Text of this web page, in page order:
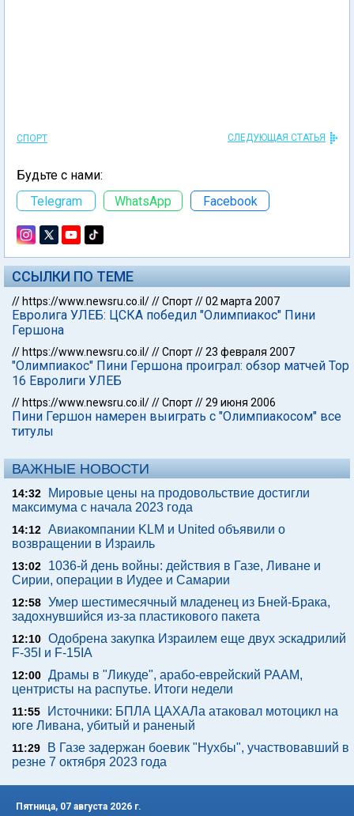
СПОРТ СЛЕДУЮЩАЯ СТАТЬЯ
Будьте с нами:
Telegram
WhatsApp Facebook
ССЫЛКИ ПО ТЕМЕ
// https://www.newsru.co.il///Спорт//02 марта 2007
Евролига УЛЕБ: ЦСКА победил "Олимпиакос" Пини
Гершона
// https://www.newsru.co.il///Спорт//23 февраля 2007
"Олимпиакос" Пини Гершона проиграл: обзор матчей Тор
16 Евролиги УЛЕБ
// https://www.newsru.co.il///Спорт//29 июня 2006
Пини Гершон намерен выиграть с "Олимпиакосом" вcе
титулы
ВАЖНЫЕ НОВОСТИ
14:32
Мировые цены на продовольствие достигли
максимума с начала 2023 года
14:12 Авиакомпании KLM и United объявили о
возвращении в Израиль
13:02
1036-й день войны: действия в Газе, Ливане и
Сирии, операции в Иудее и Самарии
12:58 Умер шестимесячный младенец из Бней-Брака,
задохнувшийся из-за пластикового пакета
12:10 Одобрена закупка Израилем еще двух эскадрилий
F-35I и F-15IA
12:00 Драмы в "Ликуде", арабо-еврейский РААМ,
центристы на распутье. Итоги недели
11:55
Источники: БПЛА ЦАХАЛа атаковал мотоцикл на
юге Ливана, убитый и раненый
11:29
В Газе задержан боевик "Нухбы", участвовавший в
резне 7 октября 2023 года
Пятница, 07 августа 2026 г.